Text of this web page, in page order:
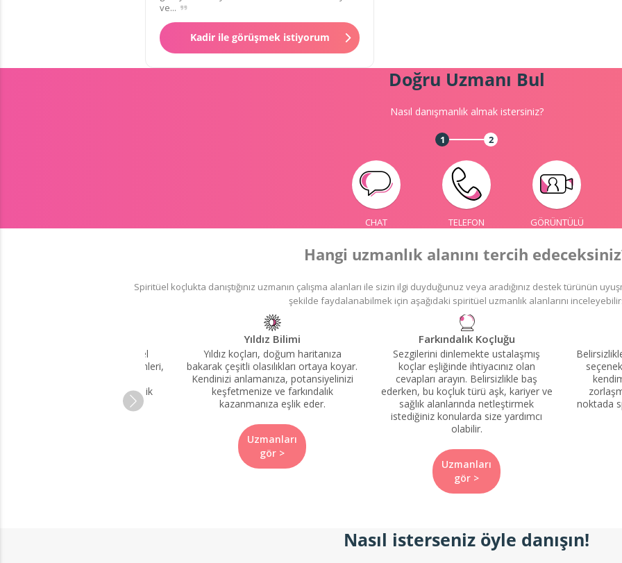
ve...
Kadir ile görüşmek istiyorum
Doğru Uzmanı Bul
Nasıl danışmanlık almak istersiniz?
1 2
CHAT TELEFON GÖRÜNTÜLÜ
Hangi uzmanlık alanını tercih
Spiritüel koçlukta danıştığınız uzmanın çalışma alanları ile sizin ilgi duyduğunuz veya aradığınız destek türünün
şekilde faydalanabilmek için aşağıdaki spiritüel uzmanlık alanlarını
İlişki, kariyer, sağlık ya da kişisel
için ideal. Çeşitli kart sistemleri,
yorumlanır ve iç sesinize rehberlik
ederek mevcut durumunuzu
değerlendirmenizi sağlar.
Yıldız Bilimi
Yıldız koçları, doğum haritanıza
bakarak çeşitli olasılıkları ortaya koyar.
Kendinizi anlamanıza, potansiyelinizi
keşfetmenize ve farkındalık
kazanmanıza eşlik eder.
Uzmanları
gör >
Farkındalık Koçluğu
Sezgilerini dinlemekte ustalaşmış
koçlar eşliğinde ihtiyacınız olan
cevapları arayın. Belirsizlikle baş
ederken, bu koçluk türü aşk, kariyer ve
sağlık alanlarında netleştirmek
istediğiniz konularda size yardımcı
olabilir.
Uzmanları
gör >
noktada
Nasıl isterseniz öyle danışın!